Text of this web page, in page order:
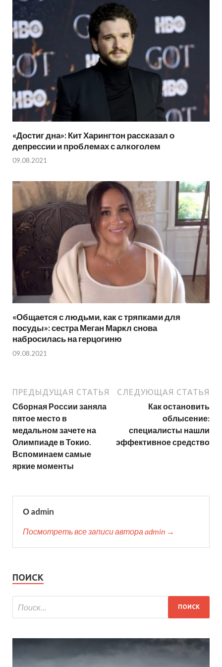
«Достиг дна»: Кит Харингтон рассказал о
депрессии и проблемах с алкоголем
09.08.2021
«Общается с людьми, как с тряпками для
посуды»: сестра Меган Маркл снова
набросилась на герцогиню
09.08.2021
ПРЕДЫДУЩАЯ СТАТЬЯ
Сборная России заняла
пятое место в
медальном зачете на
Олимпиаде в Токио.
Вспоминаем самые
яркие моменты
СЛЕДУЮЩАЯ СТАТЬЯ
Как остановить
облысение:
специалисты нашли
эффективное средство
О admin
Посмотреть все записи автора admin →
ПОИСК